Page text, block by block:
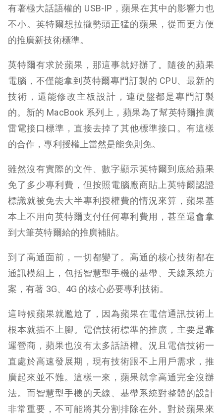
有著極大話語權的 USB-IP，蘋果在其中的影響力也
不小。英特爾想拉攏勢頭正猛的蘋果，從而更方便
的推廣新技術標準。
英特爾有求於蘋果，那這事就好辦了。隨後的蘋果
電腦，不僅能拿到英特爾專門訂製的 CPU、最新的
技術，還能修改主板設計，連硬盤都是專門訂製
的。新的 MacBook 系列上，蘋果為了幫英特爾推廣
雷電接口標準，直接去掉了其他標準接口。有這樣
的合作，專利授權上當然是能免則免。
雖然沒有實際的文件、數字顯示英特爾到底給蘋果
免了多少專利費，但按照電腦廠商貼上英特爾認證
標識就被免去大半專利授權費的情況來算，蘋果基
本上不用向英特爾支付任何專利費用，甚至還會拿
到大筆英特爾給的推廣補貼。
到了高通面前，一切都變了。高通的核心技術都在
通訊模組上，包括智慧型手機的基帶、天線系統方
案，有著 3G、4G 的核心必要專利技術。
這時候蘋果就尷尬了，因為蘋果在電信通訊技術上
根本就插不上腳。電信技術標準的推廣，主要是靠
運營商，蘋果也沒有太多話語權。況且電信技術一
直處於高速發展期，現有技術跟不上用戶需求，推
廣起來並不難。這樣一來，蘋果就拿高通完全沒辦
法。而智慧型手機的天線、基帶系統對整體的設計
非常重要，不可能將其分割排除在外。對於蘋果來